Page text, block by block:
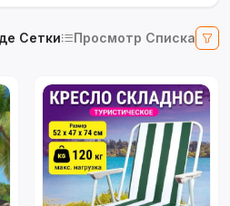
Сетки Просмотр Списка